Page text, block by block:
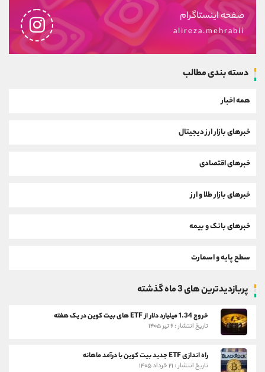
صفحه اینستاگرام
alireza.mehrabii
دسته بندی مطالب
همه اخبار
خبرهای بازار ارز دیجیتال
خبرهای اقتصادی
خبرهای بازار طلا و ارز
خبرهای بانک و بیمه
سطح پایه و اسمارت
پربازدیدترین های 3 ماه گذشته
خروج 1.34 میلیارد دلار از ETF های بیت کوین در یک هفته
تاریخ انتشار : ۶ تیر ۱۴۰۵
راه اندازی ETF جدید بیت کوین با درآمد ماهانه
تاریخ انتشار : ۲۱ خرداد ۱۴۰۵